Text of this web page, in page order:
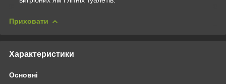
Приховати
Характеристики
Основні